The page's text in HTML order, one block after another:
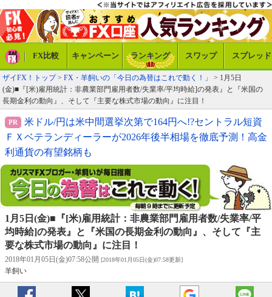
FX比較 キャンペーン ランキング スワップ スプレッド
ザイFX！トップ> FX・羊飼いの「今日の為替はこれで動く！」
> 1月5日
(金)■『[米)雇用統計：非農業部門雇用者数/失業率/平均時給]の発表』と『米国の
長期金利の動向』、そして『主要な株式市場の動向』に注目！
米ドル/円は米中間選挙次第で164円へ!?セントラル短資
ＦＸベテランディーラーが2026年後半相場を徹底予測！高金
利通貨の有望銘柄も
1月5日(金)■『[米)雇用統計：非農業部門雇用者数/失業率/平
均時給]の発表』と『米国の長期金利の動向』、そして『主
要な株式市場の動向』に注目！
2018年01月05日(金)07:58公開 [2018年01月05日(金)07:58更新]
羊飼い